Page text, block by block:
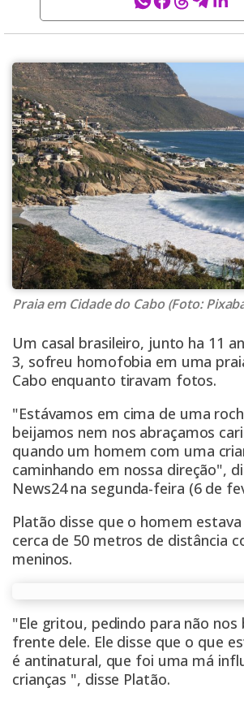
Praia em Cidade do Cabo (Foto:
Um casal brasileiro, junto ha 11
3, sofreu homofobia em uma
Cabo enquanto tiravam fotos.
"Estávamos em cima de uma
beijamos nem nos abraçamos
quando um homem com uma
caminhando em nossa direção",
News24na segunda-feira (6 de
Platão disse que o homem
cerca de 50 metros de distância
meninos.
"Ele gritou, pedindo para não nos
frente dele. Ele disse que o que
é antinatural, que foi uma má
crianças ", disse Platão.